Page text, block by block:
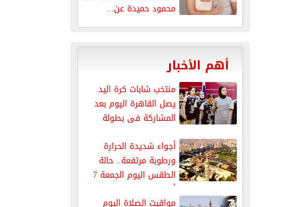
محمود حميدة عن...
أهم الأخبار
منتخب شابات كرة اليد
يصل القاهرة اليوم بعد
المشاركة فى بطولة
أجواء شديدة الحرارة
ورطوبة مرتفعة.. حالة
الطقس اليوم الجمعة 7
أغسطس 2026
مواقيت الصلاة اليوم